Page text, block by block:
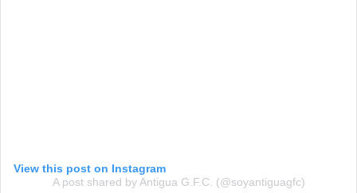
View this post on Instagram
A post shared by Antigua G.F.C. (@soyantiguagfc)